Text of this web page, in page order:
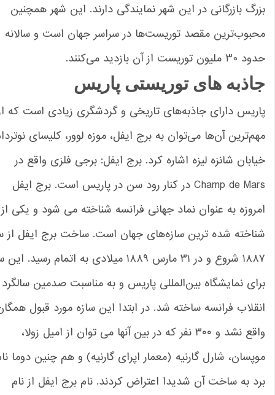
بازرگانی در این شهر نمایندگی‌ دارند. این شهر همچنین
مقصد توریست‌ها در سراسر جهان است و سالانه
توریست از آن بازدید می‌کنند.
های توریستی پاریس
دارای جاذبه‌های تاریخی و گردشگری زیادی است که از
آن‌ها می‌توان به برج ایفل، موزه لوور، کلیسای نوتردام و
شانزه ‌لیزه اشاره کرد. برج ایفل: برجی فلزی واقع در
Champ de Mars در کنار رود سن در پاریس است. برج ایفل
به عنوان نماد جهانی فرانسه شناخته می شود و یکی از
شده ترین سازه‌های جهان است. ساخت برج ایفل از سال‌
۱۸۸۷ شروع و در ۳۱ مارس ‌‌۱۸۸۹ میلادی به اتمام رسید. این سازه
نمایشگاه بین‌المللی پاریس و به مناسبت صدمین سالگرد
فرانسه ساخته شد. در ابتدا این سازه مورد قبول همگان
واقع نشد و ۳۰۰ نفر که در بین آنها می توان از امیل زولا،
شارل گارنیه (معمار اپرای گارنیه) و هم چنین دوما نام
به ساخت آن شدیدا اعتراض کردند. نام برج ایفل از نام